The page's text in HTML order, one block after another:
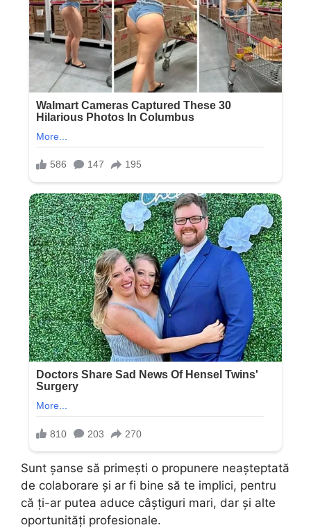
Sunt șanse să primești o propunere neașteptată
de colaborare și ar fi bine să te implici, pentru
că ți-ar putea aduce câștiguri mari, dar și alte
oportunități profesionale.